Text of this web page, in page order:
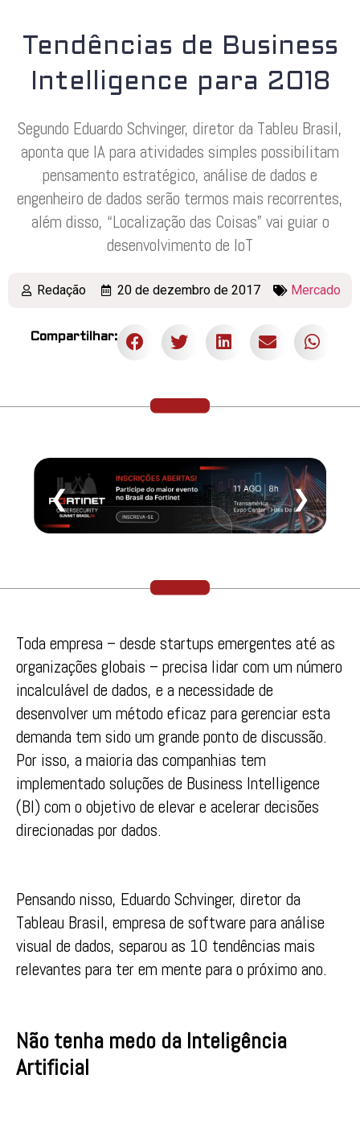
Tendências de Business
Intelligence para 2018
Segundo Eduardo Schvinger, diretor da Tableu Brasil,
aponta que IA para atividades simples possibilitam
pensamento estratégico, análise de dados e
engenheiro de dados serão termos mais recorrentes,
além disso, “Localização das Coisas” vai guiar o
desenvolvimento de IoT
Redação 20 de dezembro de 2017 Mercado
Compartilhar:
❮ ❯
Toda empresa – desde startups emergentes até as
organizações globais – precisa lidar com um número
incalculável de dados, e a necessidade de
desenvolver um método eficaz para gerenciar esta
demanda tem sido um grande ponto de discussão.
Por isso, a maioria das companhias tem
implementado soluções de Business Intelligence
(BI) com o objetivo de elevar e acelerar decisões
direcionadas por dados.
Pensando nisso, Eduardo Schvinger, diretor da
Tableau Brasil, empresa de software para análise
visual de dados, separou as 10 tendências mais
relevantes para ter em mente para o próximo ano.
Não tenha medo da Inteligência
Artificial